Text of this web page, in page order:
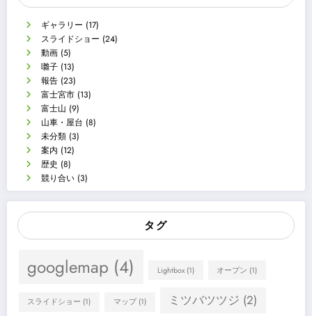
ギャラリー (17)
スライドショー (24)
動画 (5)
囃子 (13)
報告 (23)
富士宮市 (13)
富士山 (9)
山車・屋台 (8)
未分類 (3)
案内 (12)
歴史 (8)
競り合い (3)
タグ
googlemap (4) Lightbox(1) オープン (1)
スライドショー (1) マップ(1) ミツバツツジ (2)